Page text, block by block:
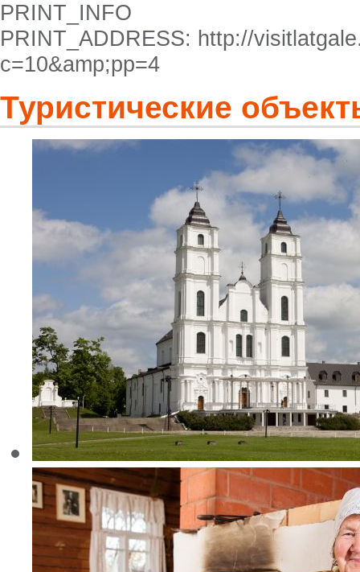
PRINT_INFO
PRINT_ADDRESS: http://
c=10&amp;pp=4
Туристические